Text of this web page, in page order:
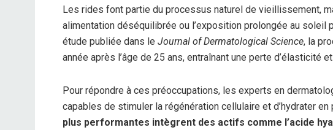
Les rides font partie du processus naturel de vieillissement,
alimentation déséquilibrée ou l’exposition prolongée au soleil
étude publiée dans le Journal of Dermatological Science, la
année après l’âge de 25 ans, entraînant une perte d’élasticité
Pour répondre à ces préoccupations, les experts en
capables de stimuler la régénération cellulaire et d’hydrater en
plus performantes intègrent des actifs comme l’acide